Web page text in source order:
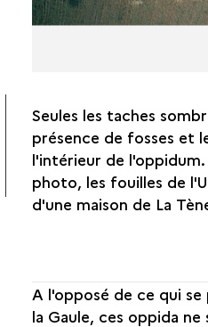
Seules les taches
présence de fosses et
l'intérieur de
photo, les fouilles de
d'une maison de La
A l'opposé de ce qui se
la Gaule, ces oppida